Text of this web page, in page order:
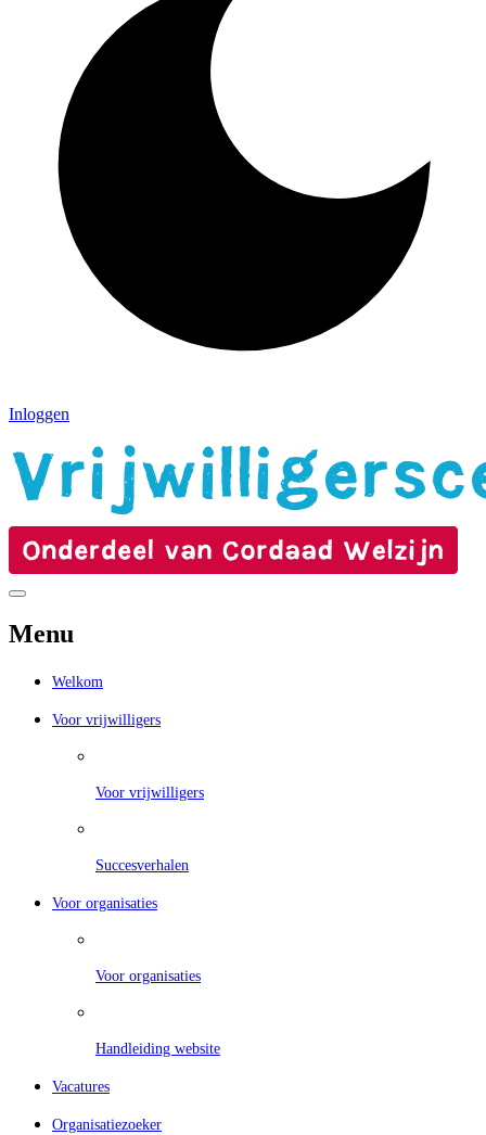
Inloggen
Menu
Welkom
Voor vrijwilligers
Voor vrijwilligers
Succesverhalen
Voor organisaties
Voor organisaties
Handleiding website
Vacatures
Organisatiezoeker